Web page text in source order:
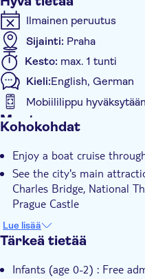
Ilmainen peruutus
Sijainti: Praha
Kesto: max. 1 tunti
Kieli:English, German
Mobiililippu hyväksytään
Muuta
With audioguide
Kohokohdat
Enjoy a boat cruise
See the city's main
Charles Bridge, National
Prague Castle
Relax on-board and enjoy
Lue lisää
Tärkeä tietää
Infants (age 0-2) : Free